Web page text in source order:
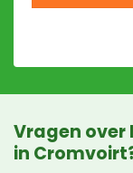
Vragen
in